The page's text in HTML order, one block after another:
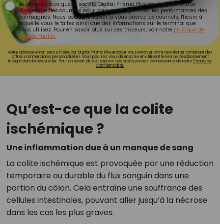
Je consens à ce que la société Digital Prisma Players analyse le taux
d'ouverture des courriels pour mesurer et optimiser les performances des
campagnes. Nous pourrons savoir si vous ouvrez les courriels, l'heure à
laquelle vous le faites ainsi que des informations sur le terminal que
vous utilisez. Pour en savoir plus sur ces traceurs, voir notre politique de
confidentialité.
Votre adresse email sera utilisée par Digital Prisma Playerspour vous envoyer votre newsletter contenant des
offres commerciales personnalisées. Vous pourrez vous désinscrire en utilisant le lien de désabonnement
intégré dans la newsletter. Pour en savoir plus et exercer vos droits, prenez connaissance de notreCharte de
Confidentialité.
Qu’est-ce que la colite
ischémique ?
Une inflammation due à un manque de sang
La colite ischémique est provoquée par une réduction
temporaire ou durable du flux sanguin dans une
portion du côlon. Cela entraîne une souffrance des
cellules intestinales, pouvant aller jusqu’à la nécrose
dans les cas les plus graves.